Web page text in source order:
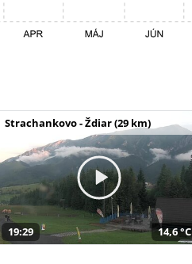
Strachankovo - Ždiar (29 km)
19:29 14,6 °C